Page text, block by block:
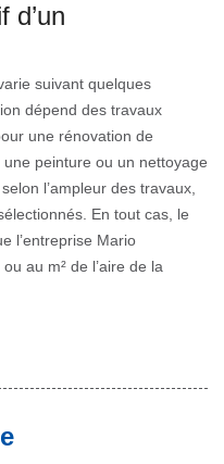
d’un
suivant quelques
dépend des travaux
une rénovation de
peinture ou un nettoyage
l’ampleur des travaux,
En tout cas, le
l’entreprise Mario
au m² de l’aire de la